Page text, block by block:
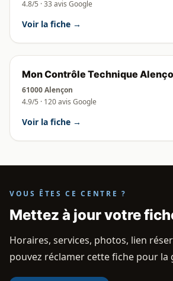
4.8/5 · 33 avis Google
Voir la fiche →
Mon Contrôle Technique
61000 Alençon
4.9/5 · 120 avis Google
Voir la fiche →
VOUS ÊTES CE CENTRE ?
Mettez à jour votre
Horaires, services, photos, lien
pouvez réclamer cette fiche pour la